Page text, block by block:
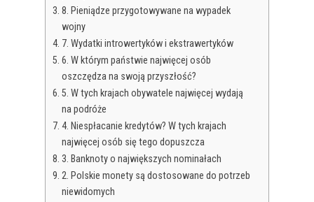
8. Pieniądze przygotowywane na wypadek
wojny
7. Wydatki introwertyków i ekstrawertyków
6. W którym państwie najwięcej osób
oszczędza na swoją przyszłość?
5. W tych krajach obywatele najwięcej wydają
na podróże
4. Niespłacanie kredytów? W tych krajach
najwięcej osób się tego dopuszcza
3. Banknoty o największych nominałach
2. Polskie monety są dostosowane do potrzeb
niewidomych